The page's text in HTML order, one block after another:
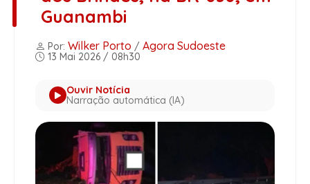
Guanambi
Por: Wilker Porto / Agora Sudoeste
13 Mai 2026 / 08h30
Ouvir Notícia
Narração automática (IA)